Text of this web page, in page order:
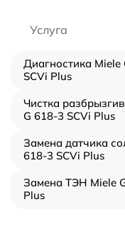
Услуга
Диагностика Miele
SCVi Plus
Чистка
G 618-3 SCVi Plus
Замена датчика
618-3 SCVi Plus
Замена ТЭН Miele
Plus